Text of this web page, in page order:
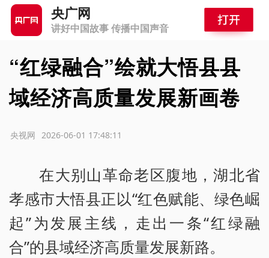
央广网
讲好中国故事 传播中国声音
“红绿融合”绘就大悟县县
域经济高质量发展新画卷
2026-06-01 17:48:11
央视网
在大别山革命老区腹地，湖北省
孝感市大悟县正以“红色赋能、绿色崛
起”为发展主线，走出一条“红绿融
合”的县域经济高质量发展新路。